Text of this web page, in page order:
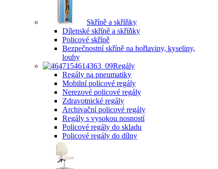
Skříně a skříňky
Dílenské skříně a skříňky
Policové skříně
Bezpečnostní skříně na hořlaviny, kyseliny,
louhy
Regály
Regály na pneumatiky
Mobilní policové regály
Nerezové policové regály
Zdravotnické regály
Archivační policové regály
Regály s vysokou nosností
Policové regály do skladu
Policové regály do dílny